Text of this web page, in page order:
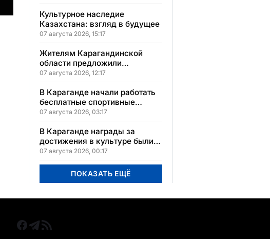
Культурное наследие
Казахстана: взгляд в будущее
07 августа 2026, 15:17
Жителям Карагандинской
области предложили
бесплатное обучение с
гарантией трудоустройства
07 августа 2026, 12:17
В Караганде начали работать
бесплатные спортивные
секции для детей с
инвалидностью
07 августа 2026, 03:17
В Караганде награды за
достижения в культуре были
вручены 5 лауреатам
07 августа 2026, 00:17
ПОКАЗАТЬ ЕЩЁ